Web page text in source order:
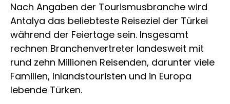
Nach Angaben der Tourismusbranche wird
Antalya das beliebteste Reiseziel der Türkei
während der Feiertage sein. Insgesamt
rechnen Branchenvertreter landesweit mit
rund zehn Millionen Reisenden, darunter viele
Familien, Inlandstouristen und in Europa
lebende Türken.